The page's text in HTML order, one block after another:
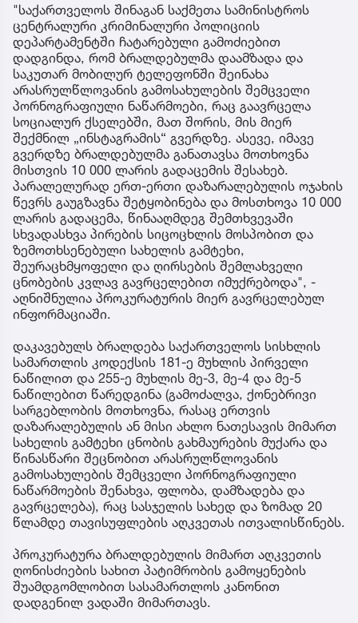
"საქართველოს შინაგან საქმეთა სამინისტროს
ცენტრალური კრიმინალური პოლიციის
დეპარტამენტში ჩატარებული გამოძიებით
დადგინდა, რომ ბრალდებულმა დაამზადა და
საკუთარ მობილურ ტელეფონში შეინახა
არასრულწლოვანის გამოსახულების შემცველი
პორნოგრაფიული ნაწარმოები, რაც გაავრცელა
სოციალურ ქსელებში, მათ შორის, მის მიერ
შექმნილ „ინსტაგრამის“ გვერდზე. ასევე, იმავე
გვერდზე ბრალდებულმა განათავსა მოთხოვნა
მისთვის 10 000 ლარის გადაცემის შესახებ.
პარალელურად ერთ-ერთი დაზარალებულის ოჯახის
წევრს გაუგზავნა შეტყობინება და მოსთხოვა 10 000
ლარის გადაცემა, წინააღმდეგ შემთხვევაში
სხვადასხვა პირების სიცოცხლის მოსპობით და
ზემოთხსენებული სახელის გამტეხი,
შეურაცხმყოფელი და ღირსების შემლახველი
ცნობების კვლავ გავრცელებით იმუქრებოდა", -
აღნიშნულია პროკურატურის მიერ გავრცელებულ
ინფორმაციაში.
დაკავებულს ბრალდება საქართველოს სისხლის
სამართლის კოდექსის 181-ე მუხლის პირველი
ნაწილით და 255-ე მუხლის მე-3, მე-4 და მე-5
ნაწილებით წარედგინა (გამოძალვა, ქონებრივი
სარგებლობის მოთხოვნა, რასაც ერთვის
დაზარალებულის ან მისი ახლო ნათესავის მიმართ
სახელის გამტეხი ცნობის გახმაურების მუქარა და
წინასწარი შეცნობით არასრულწლოვანის
გამოსახულების შემცველი პორნოგრაფიული
ნაწარმოების შენახვა, ფლობა, დამზადება და
გავრცელება), რაც სასჯელის სახედ და ზომად 20
წლამდე თავისუფლების აღკვეთას ითვალისწინებს.
პროკურატურა ბრალდებულის მიმართ აღკვეთის
ღონისძიების სახით პატიმრობის გამოყენების
შუამდგომლობით სასამართლოს კანონით
დადგენილ ვადაში მიმართავს.